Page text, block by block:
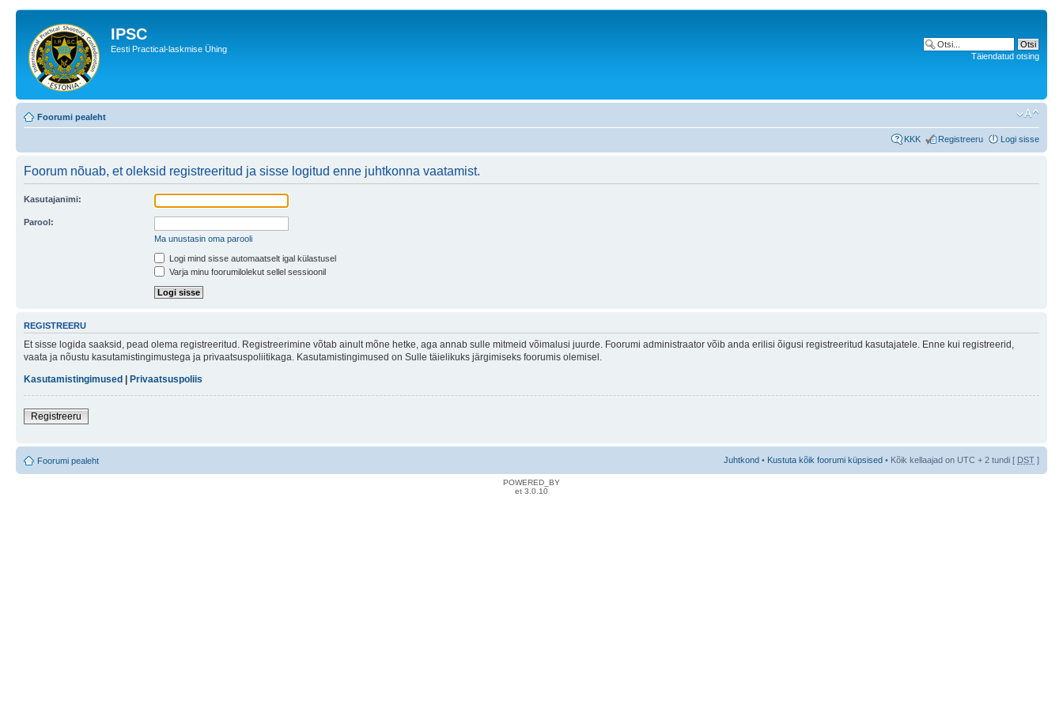
IPSC
Eesti Practical-laskmise Ühing
Täiendatud otsing
Foorumi pealeht
KKK Registreeru Logi sisse
Foorum nõuab, et oleksid registreeritud ja sisse logitud enne juhtkonna vaatamist.
Kasutajanimi:
Parool:
Ma unustasin oma parooli
Logi mind sisse automaatselt igal külastusel
Varja minu foorumilolekut sellel sessioonil
REGISTREERU
Et sisse logida saaksid, pead olema registreeritud. Registreerimine võtab ainult mõne hetke, aga annab sulle mitmeid võimalusi juurde. Foorumi administraator võib anda erilisi õigusi registreeritud kasutajatele. Enne kui registreerid,
vaata ja nõustu kasutamistingimustega ja privaatsuspoliitikaga. Kasutamistingimused on Sulle täielikuks järgimiseks foorumis olemisel.
Kasutamistingimused | Privaatsuspoliis
Registreeru
Foorumi pealeht Juhtkond • Kustuta kõik foorumi küpsised • Kõik kellaajad on UTC + 2 tundi [ DST ]
POWERED_BY
et 3.0.10